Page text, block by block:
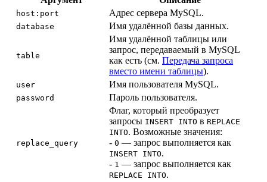
host:port Адрес сервера MySQL.
database Имя удалённой базы данных.
table
Имя удалённой таблицы или
запрос, передаваемый в MySQL
как есть (см. Передача запроса
вместо имени таблицы).
user Имя пользователя MySQL.
password Пароль пользователя.
replace_query
Флаг, который преобразует
запросы INSERT INTO в REPLACE
INTO. Возможные значения:
- 0 — запрос выполняется как
INSERT INTO.
- 1 — запрос выполняется как
REPLACE INTO.